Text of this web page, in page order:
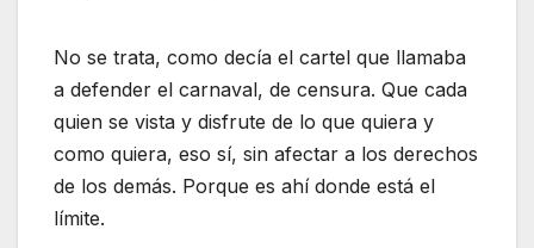
No se trata, como decía el cartel que llamaba
a defender el carnaval, de censura. Que cada
quien se vista y disfrute de lo que quiera y
como quiera, eso sí, sin afectar a los derechos
de los demás. Porque es ahí donde está el
límite.